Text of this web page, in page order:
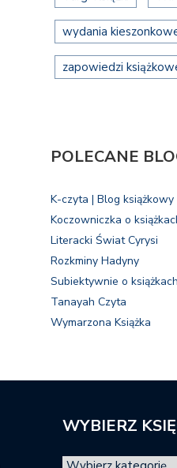
wydania
zapowiedzi
POLECANE
K-czyta | Blog książkowy
Koczowniczka o
Literacki Świat Cyrysi
Rozkminy Hadyny
Subiektywnie o książkach
Tanayah Czyta
Wymarzona Książka
WYBIERZ